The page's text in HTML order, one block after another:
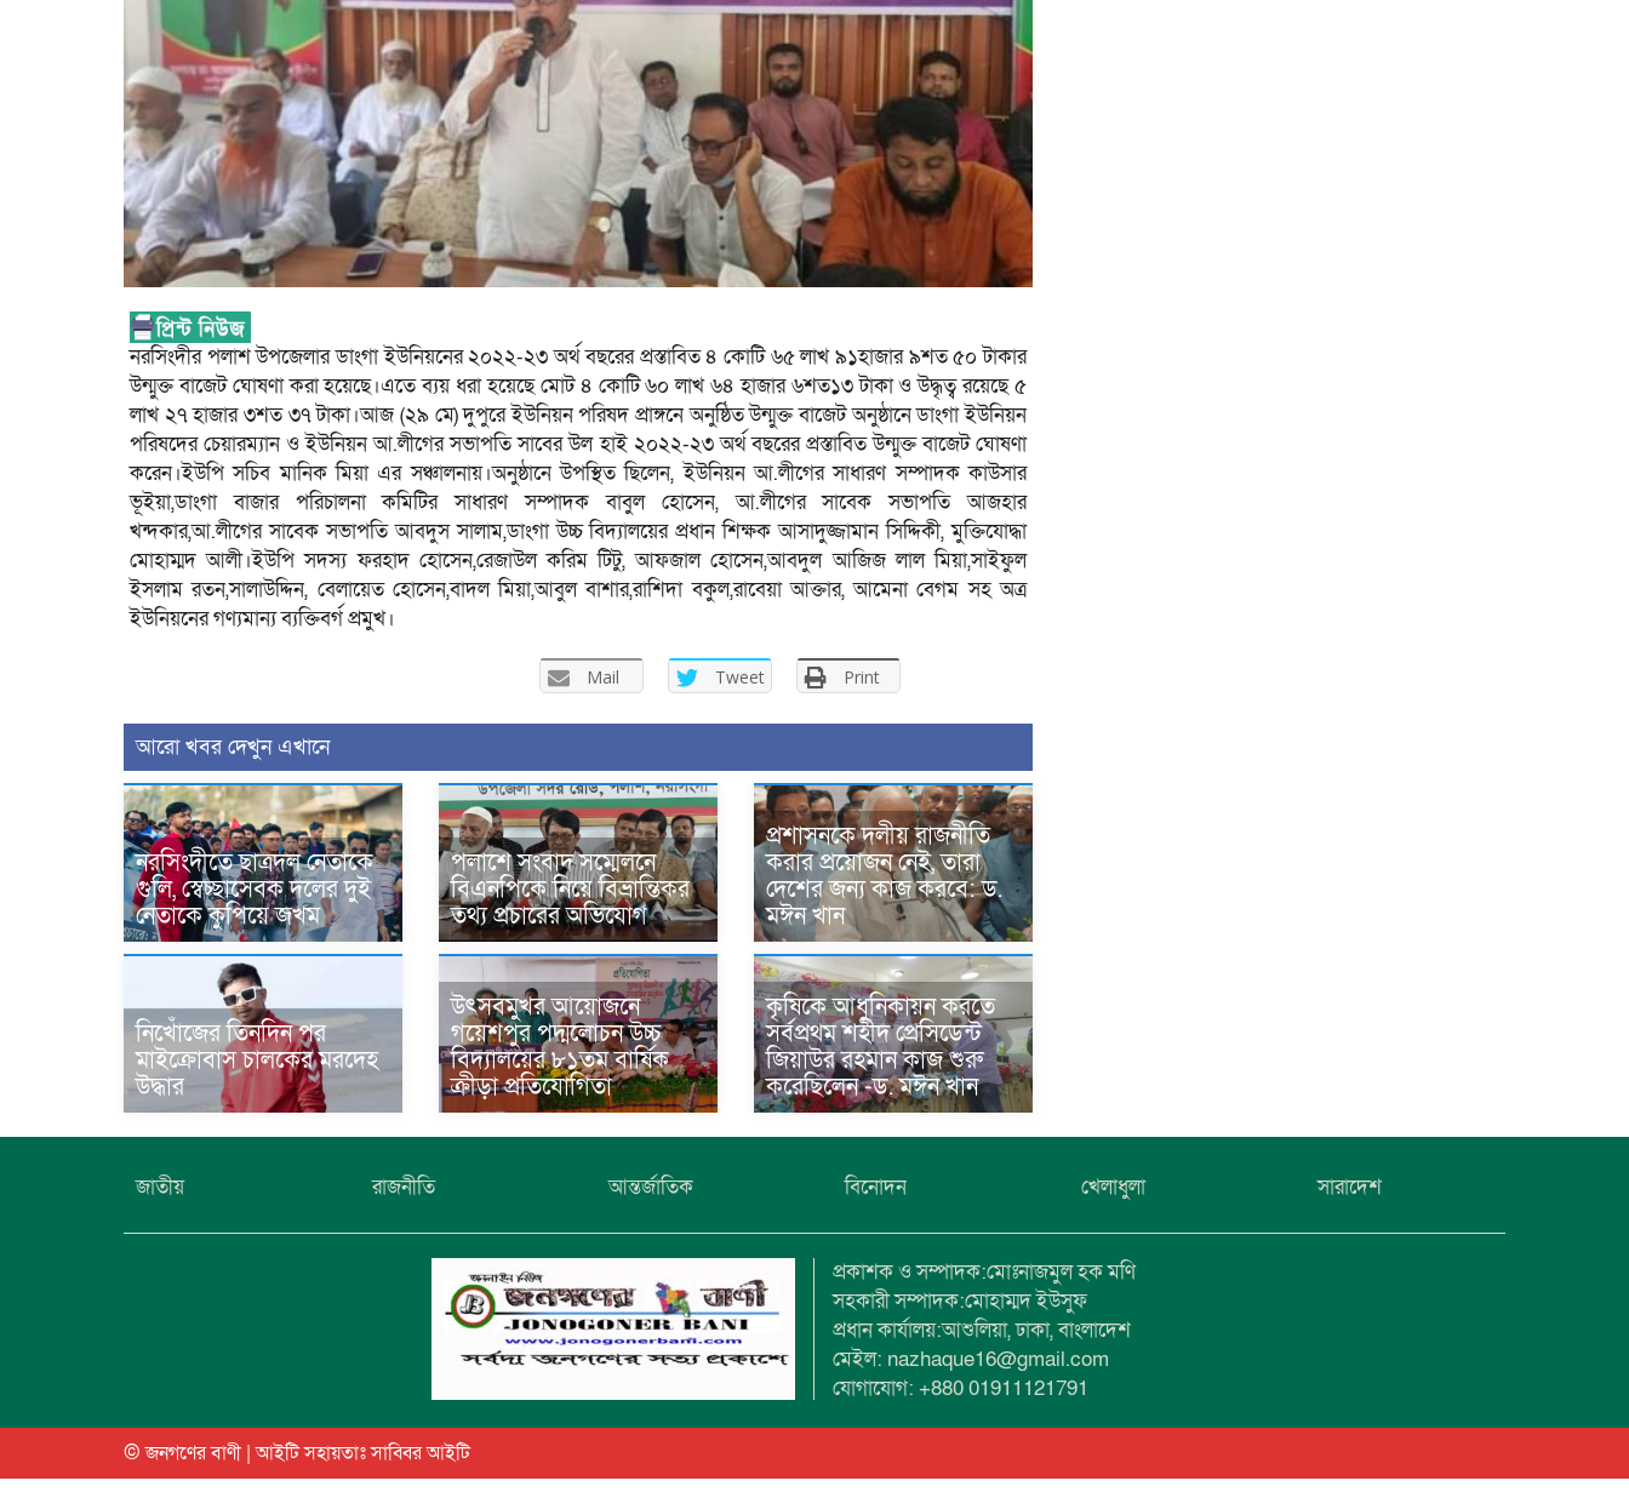
নরসিংদীর পলাশ উপজেলার ডাংগা ইউনিয়নের ২০২২-২৩ অর্থ বছরের প্রস্তাবিত ৪ কোটি ৬৫ লাখ ৯১হাজার ৯শত ৫০ টাকার
উন্মুক্ত বাজেট ঘোষণা করা হয়েছে।এতে ব্যয় ধরা হয়েছে মোট ৪ কোটি ৬০ লাখ ৬৪ হাজার ৬শত১৩ টাকা ও উদ্ধৃত্ব রয়েছে ৫
লাখ ২৭ হাজার ৩শত ৩৭ টাকা।আজ (২৯ মে) দুপুরে ইউনিয়ন পরিষদ প্রাঙ্গনে অনুষ্ঠিত উন্মুক্ত বাজেট অনুষ্ঠানে ডাংগা ইউনিয়ন
পরিষদের চেয়ারম্যান ও ইউনিয়ন আ.লীগের সভাপতি সাবের উল হাই ২০২২-২৩ অর্থ বছরের প্রস্তাবিত উন্মুক্ত বাজেট ঘোষণা
করেন।ইউপি সচিব মানিক মিয়া এর সঞ্চালনায়।অনুষ্ঠানে উপস্থিত ছিলেন, ইউনিয়ন আ.লীগের সাধারণ সম্পাদক কাউসার
ভূইয়া,ডাংগা বাজার পরিচালনা কমিটির সাধারণ সম্পাদক বাবুল হোসেন, আ.লীগের সাবেক সভাপতি আজহার
খন্দকার,আ.লীগের সাবেক সভাপতি আবদুস সালাম,ডাংগা উচ্চ বিদ্যালয়ের প্রধান শিক্ষক আসাদুজ্জামান সিদ্দিকী, মুক্তিযোদ্ধা
মোহাম্মদ আলী।ইউপি সদস্য ফরহাদ হোসেন,রেজাউল করিম টিটু, আফজাল হোসেন,আবদুল আজিজ লাল মিয়া,সাইফুল
ইসলাম রতন,সালাউদ্দিন, বেলায়েত হোসেন,বাদল মিয়া,আবুল বাশার,রাশিদা বকুল,রাবেয়া আক্তার, আমেনা বেগম সহ অত্র
ইউনিয়নের গণ্যমান্য ব্যক্তিবর্গ প্রমুখ।
Mail Tweet Print
আরো খবর দেখুন এখানে
নরসিংদীতে ছাত্রদল নেতাকে
গুলি, স্বেচ্ছাসেবক দলের দুই
নেতাকে কুপিয়ে জখম
পলাশে সংবাদ সম্মেলনে
বিএনপিকে নিয়ে বিভ্রান্তিকর
তথ্য প্রচারের অভিযোগ
প্রশাসনকে দলীয় রাজনীতি
করার প্রয়োজন নেই, তারা
দেশের জন্য কাজ করবে: ড.
মঈন খান
নিখোঁজের তিনদিন পর
মাইক্রোবাস চালকের মরদেহ
উদ্ধার
উৎসবমুখর আয়োজনে
গয়েশপুর পদ্মলোচন উচ্চ
বিদ্যালয়ের ৮১তম বার্ষিক
ক্রীড়া প্রতিযোগিতা
কৃষিকে আধুনিকায়ন করতে
সর্বপ্রথম শহীদ প্রেসিডেন্ট
জিয়াউর রহমান কাজ শুরু
করেছিলেন -ড. মঈন খান
জাতীয় রাজনীতি আন্তর্জাতিক বিনোদন খেলাধুলা সারাদেশ
প্রকাশক ও সম্পাদক:মোঃনাজমুল হক মণি
সহকারী সম্পাদক:মোহাম্মদ ইউসুফ
প্রধান কার্যালয়:আশুলিয়া, ঢাকা, বাংলাদেশ
মেইল: nazhaque16@gmail.com
যোগাযোগ: +880 01911121791
© জনগণের বাণী | আইটি সহায়তাঃসাব্বির আইটি